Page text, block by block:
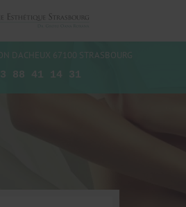
DACHEUX 67100 STRASBOURG
88 41 14 31